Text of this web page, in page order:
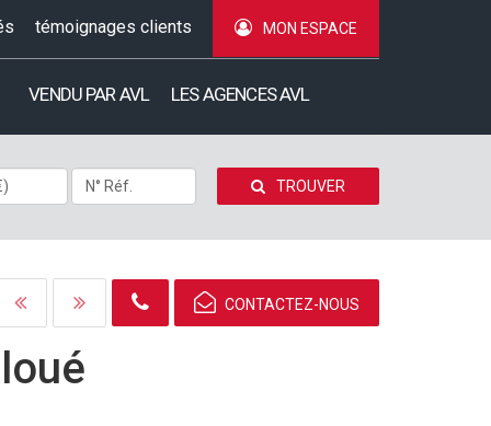
témoignages clients MON ESPACE
VENDU PAR AVL LES AGENCES AVL
TROUVER
CONTACTEZ-NOUS
loué